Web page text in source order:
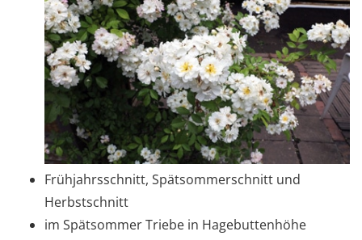
Frühjahrsschnitt, Spätsommerschnitt und
Herbstschnitt
im Spätsommer Triebe in Hagebuttenhöhe